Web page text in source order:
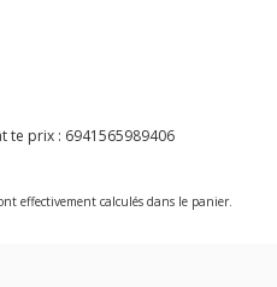
te prix : 6941565989406
effectivement calculés dans le panier.